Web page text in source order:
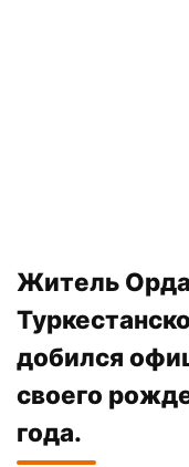
Житель
добился
своего
года.